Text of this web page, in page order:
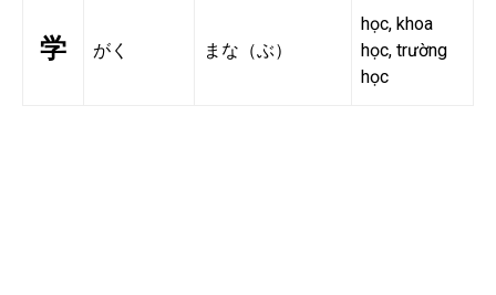
学 がく まな（ぶ）
học, khoa
học, trường
học